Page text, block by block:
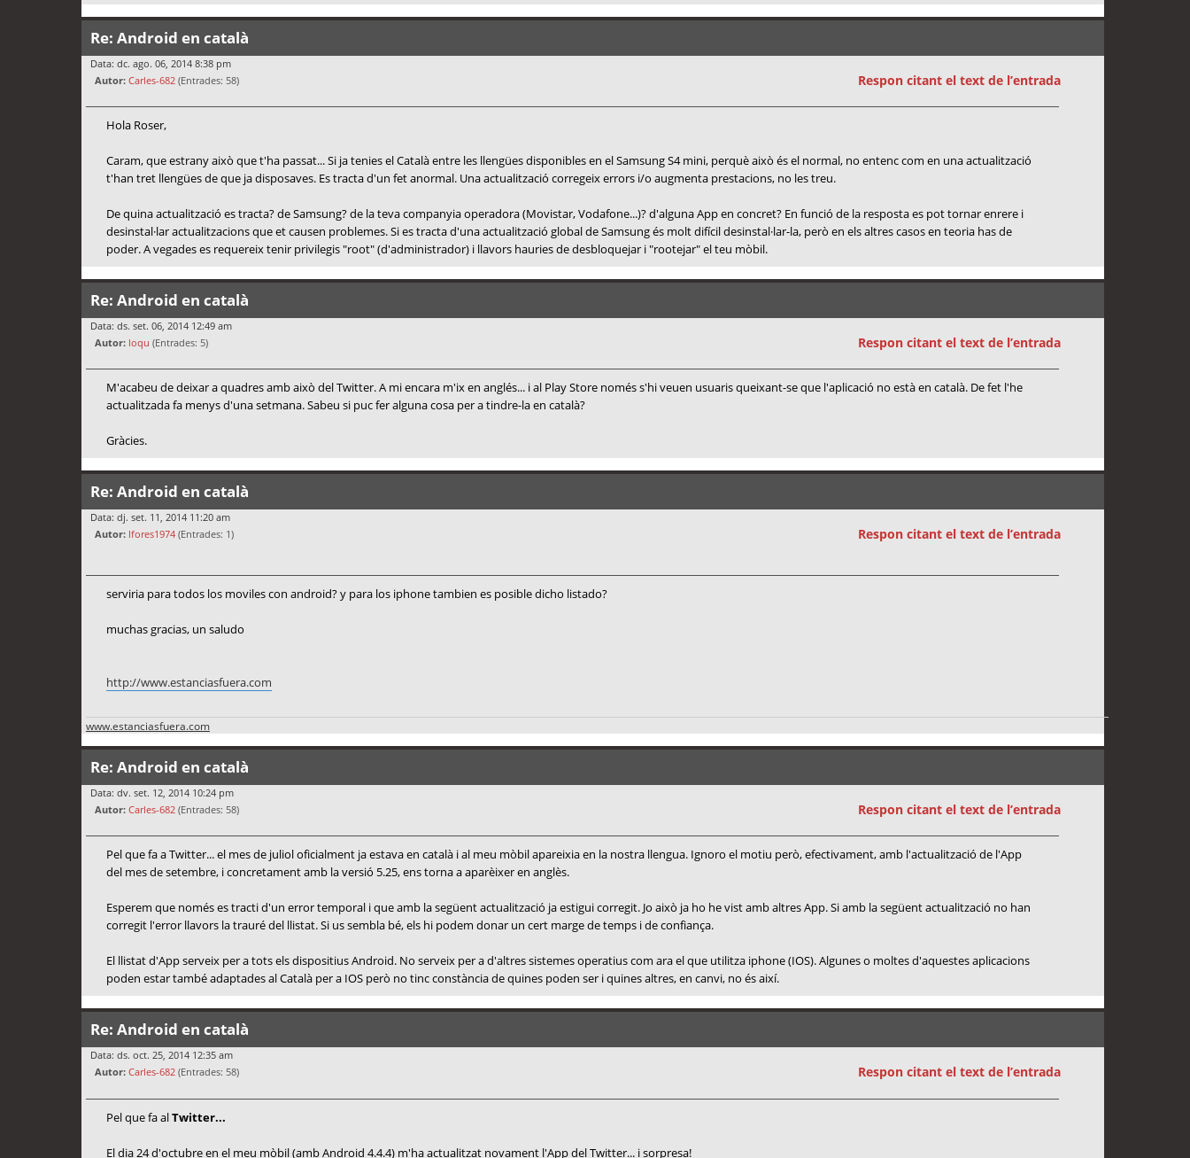
Re: Android en català
Data: dc. ago. 06, 2014 8:38 pm
Autor: Carles-682 (Entrades: 58) Respon citant el text de l’entrada
Hola Roser,
Caram, que estrany això que t'ha passat... Si ja tenies el Català entre les llengües disponibles en el Samsung S4 mini, perquè això és el normal, no entenc com en una actualització
t'han tret llengües de que ja disposaves. Es tracta d'un fet anormal. Una actualització corregeix errors i/o augmenta prestacions, no les treu.
De quina actualització es tracta? de Samsung? de la teva companyia operadora (Movistar, Vodafone...)? d'alguna App en concret? En funció de la resposta es pot tornar enrere i
desinstal·lar actualitzacions que et causen problemes. Si es tracta d'una actualització global de Samsung és molt difícil desinstal·lar-la, però en els altres casos en teoria has de
poder. A vegades es requereix tenir privilegis "root" (d'administrador) i llavors hauries de desbloquejar i "rootejar" el teu mòbil.
Re: Android en català
Data: ds. set. 06, 2014 12:49 am
Autor: loqu (Entrades: 5) Respon citant el text de l’entrada
M'acabeu de deixar a quadres amb això del Twitter. A mi encara m'ix en anglés... i al Play Store només s'hi veuen usuaris queixant-se que l'aplicació no està en català. De fet l'he
actualitzada fa menys d'una setmana. Sabeu si puc fer alguna cosa per a tindre-la en català?
Gràcies.
Re: Android en català
Data: dj. set. 11, 2014 11:20 am
Autor: lfores1974 (Entrades: 1) Respon citant el text de l’entrada
serviria para todos los moviles con android? y para los iphone tambien es posible dicho listado?
muchas gracias, un saludo
http://www.estanciasfuera.com
www.estanciasfuera.com
Re: Android en català
Data: dv. set. 12, 2014 10:24 pm
Autor: Carles-682 (Entrades: 58) Respon citant el text de l’entrada
Pel que fa a Twitter... el mes de juliol oficialment ja estava en català i al meu mòbil apareixia en la nostra llengua. Ignoro el motiu però, efectivament, amb l'actualització de l'App
del mes de setembre, i concretament amb la versió 5.25, ens torna a aparèixer en anglès.
Esperem que només es tracti d'un error temporal i que amb la següent actualització ja estigui corregit. Jo això ja ho he vist amb altres App. Si amb la següent actualització no han
corregit l'error llavors la trauré del llistat. Si us sembla bé, els hi podem donar un cert marge de temps i de confiança.
El llistat d'App serveix per a tots els dispositius Android. No serveix per a d'altres sistemes operatius com ara el que utilitza iphone (IOS). Algunes o moltes d'aquestes aplicacions
poden estar també adaptades al Català per a IOS però no tinc constància de quines poden ser i quines altres, en canvi, no és així.
Re: Android en català
Data: ds. oct. 25, 2014 12:35 am
Autor: Carles-682 (Entrades: 58) Respon citant el text de l’entrada
Pel que fa alTwitter...
El dia 24 d'octubre en el meu mòbil (amb Android 4.4.4) m'ha actualitzat novament l'App del Twitter... i sorpresa!